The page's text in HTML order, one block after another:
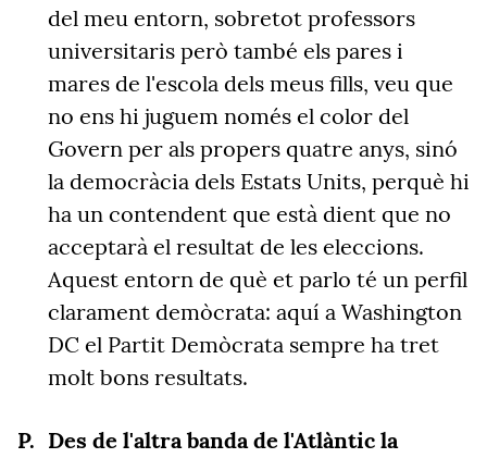
del meu entorn, sobretot professors
universitaris però també els pares i
mares de l'escola dels meus fills, veu que
no ens hi juguem només el color del
Govern per als propers quatre anys, sinó
la democràcia dels Estats Units, perquè hi
ha un contendent que està dient que no
acceptarà el resultat de les eleccions.
Aquest entorn de què et parlo té un perfil
clarament demòcrata: aquí a Washington
DC el Partit Demòcrata sempre ha tret
molt bons resultats.
Des de l'altra banda de l'Atlàntic la